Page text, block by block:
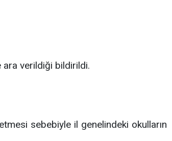
ara verildiği bildirildi.
sebebiyle il genelindeki okulların